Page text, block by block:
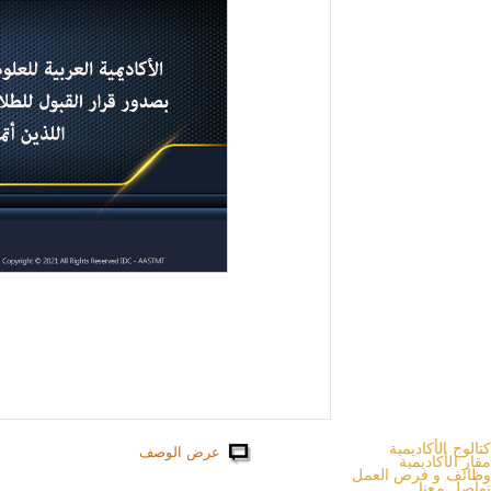
عرض الوصف كتالوج الأكاديمية
مقار الأكاديمية
وظائف و فرص العمل